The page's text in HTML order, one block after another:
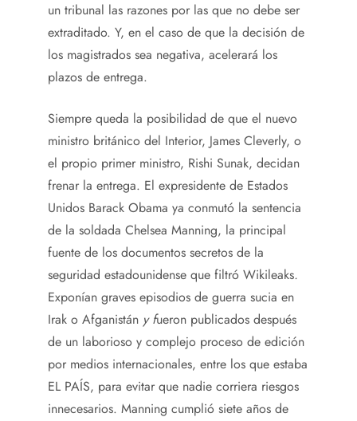
un tribunal las razones por las que no debe ser
extraditado. Y, en el caso de que la decisión de
los magistrados sea negativa, acelerará los
plazos de entrega.
Siempre queda la posibilidad de que el nuevo
ministro británico del Interior, James Cleverly, o
el propio primer ministro, Rishi Sunak, decidan
frenar la entrega. El expresidente de Estados
Unidos Barack Obama ya conmutó la sentencia
de la soldada Chelsea Manning, la principal
fuente de los documentos secretos de la
seguridad estadounidense que filtró Wikileaks.
Exponían graves episodios de guerra sucia en
Irak o Afganistán y fueron publicados después
de un laborioso y complejo proceso de edición
por medios internacionales, entre los que estaba
EL PAÍS, para evitar que nadie corriera riesgos
innecesarios. Manning cumplió siete años de